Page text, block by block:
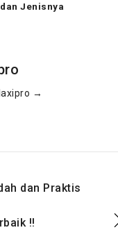
Jenisnya
→
dan Praktis
!!